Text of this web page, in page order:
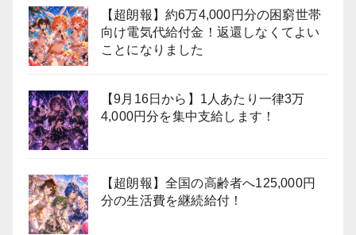
【超朗報】約6万4,000円分の困窮世帯
向け電気代給付金！返還しなくてよい
ことになりました
【9月16日から】1人あたり一律3万
4,000円分を集中支給します！
【超朗報】全国の高齢者へ125,000円
分の生活費を継続給付！